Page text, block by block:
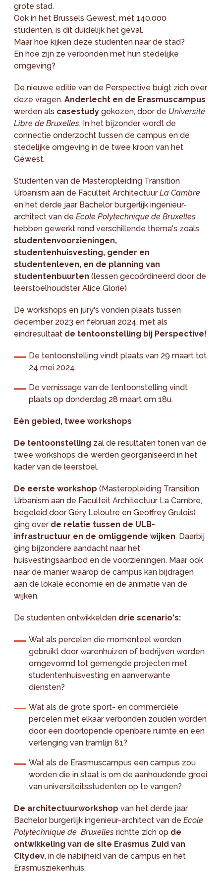
grote stad.
Ook in het Brussels Gewest, met 140.000
studenten, is dit duidelijk het geval.
Maar hoe kijken deze studenten naar de stad?
En hoe zijn ze verbonden met hun stedelijke
omgeving?
De nieuwe editie van de Perspective buigt zich over
deze vragen.Anderlecht en de Erasmuscampus
werden als casestudy gekozen, door de Université
Libre de Bruxelles. In het bijzonder wordt de
connectie onderzocht tussen de campus en de
stedelijke omgeving in de twee kroon van het
Gewest.
Studenten van de Masteropleiding Transition
Urbanism aan de Faculteit ArchitectuurLa Cambre
en het derde jaar Bachelor burgerlijk ingenieur-
architect van deEcole Polytechnique de Bruxelles
hebben gewerkt rond verschillende thema's zoals
studentenvoorzieningen,
studentenhuisvesting, gender en
studentenleven, en de planning van
studentenbuurten (lessen gecoördineerd door de
leerstoelhoudster Alice Glorie)
De workshops en jury's vonden plaats tussen
december 2023 en februari 2024, met als
eindresultaat de tentoonstelling bij Perspective!
De tentoonstelling vindt plaats van 29 maart tot
24 mei 2024.
De vernissage van de tentoonstelling vindt
plaats op donderdag 28 maart om 18u.
Eén gebied, twee workshops
De tentoonstelling zal de resultaten tonen van de
twee workshops die werden georganiseerd in het
kader van de leerstoel.
De eerste workshop (Masteropleiding Transition
Urbanism aan de Faculteit Architectuur La Cambre,
begeleid door Géry Leloutre en Geoffrey Grulois)
ging over de relatie tussen de ULB-
infrastructuur en de omliggende wijken. Daarbij
ging bijzondere aandacht naar het
huisvestingsaanbod en de voorzieningen. Maar ook
naar de manier waarop de campus kan bijdragen
aan de lokale economie en de animatie van de
wijken.
De studenten ontwikkelden drie scenario's:
Wat als percelen die momenteel worden
gebruikt door warenhuizen of bedrijven worden
omgevormd tot gemengde projecten met
studentenhuisvesting en aanverwante
diensten?
Wat als de grote sport- en commerciële
percelen met elkaar verbonden zouden worden
door een doorlopende openbare ruimte en een
verlenging van tramlijn 81?
Wat als de Erasmuscampus een campus zou
worden die in staat is om de aanhoudende groei
van universiteitsstudenten op te vangen?
De architectuurworkshop van het derde jaar
Bachelor burgerlijk ingenieur-architect van deEcole
Polytechnique de Bruxelles richtte zich op de
ontwikkeling van de site Erasmus Zuid van
Citydev, in de nabijheid van de campus en het
Erasmusziekenhuis.